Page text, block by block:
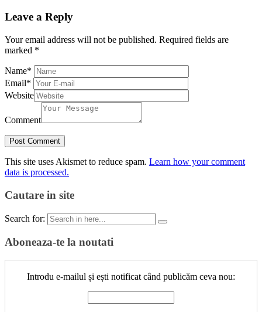
Leave a Reply
Your email address will not be published. Required fields are
marked *
Name*
Email*
Website
Comment
This site uses Akismet to reduce spam. Learn how your comment
data is processed.
Cautare in site
Search for:
Aboneaza-te la noutati
Introdu e-mailul și ești notificat când publicăm ceva nou: